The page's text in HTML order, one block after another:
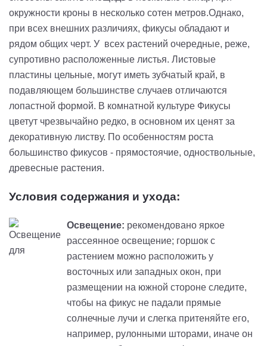
окружности кроны в несколько сотен метров.Однако,
при всех внешних различиях, фикусы обладают и
рядом общих черт. У всех растений очередные, реже,
супротивно расположенные листья. Листовые
пластины цельные, могут иметь зубчатый край, в
подавляющем большинстве случаев отличаются
лопастной формой. В комнатной культуре Фикусы
цветут чрезвычайно редко, в основном их ценят за
декоративную листву. По особенностям роста
большинство фикусов - прямостоячие, одноствольные,
древесные растения.
Условия содержания и ухода:
Освещение: рекомендовано яркое
рассеянное освещение; горшок c
растением можно расположить у
восточных или западных окон, при
размещении на южной стороне следите,
чтобы на фикус не падали прямые
солнечные лучи и слегка притеняйте его,
например, рулонными шторами, иначе он